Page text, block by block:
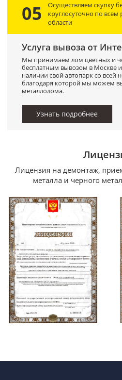
05
Осуществляем скупку
круглосуточно по
области
Услуга вывоза от
Мы принимаем лом цветных и
бесплатным вывозом в Москве
наличии свой автопарк со всей
благодаря которой мы можем
металлолома.
Узнать подробнее
Лицензия на демонтаж,
металла и черного